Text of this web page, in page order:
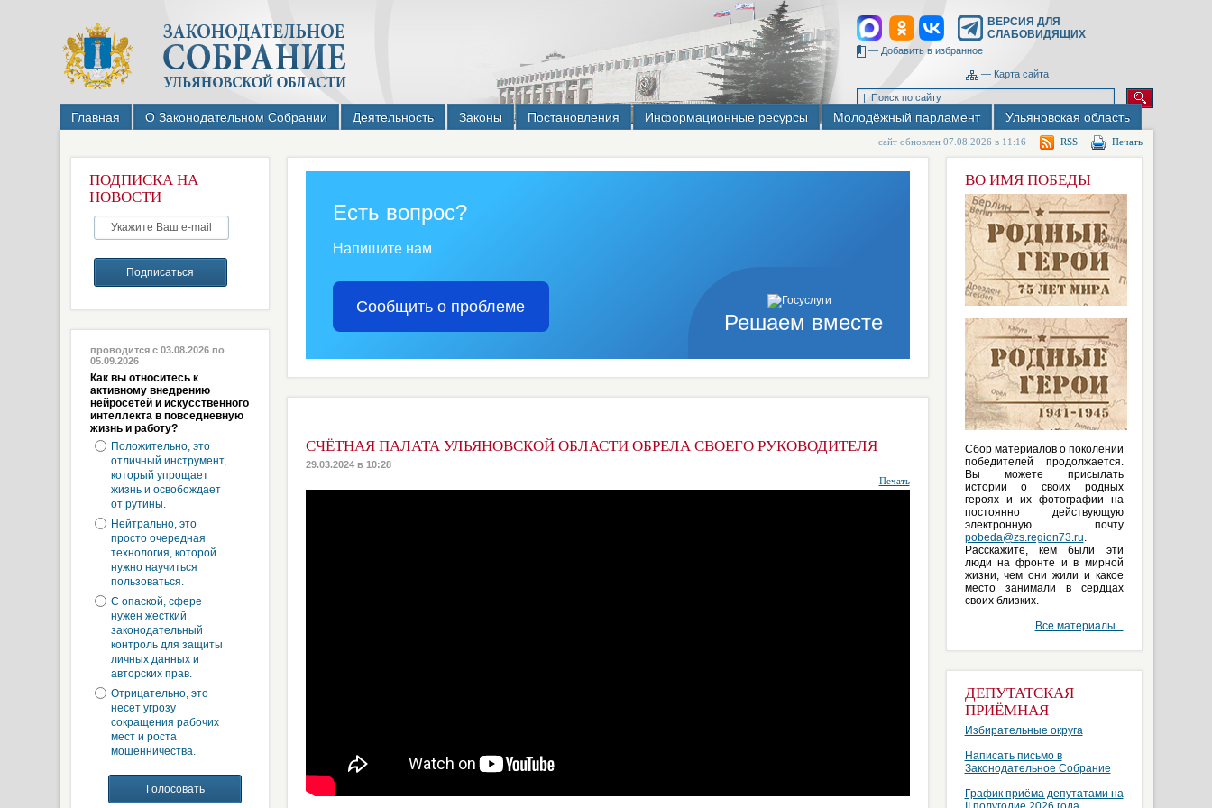
ВЕРСИЯ ДЛЯ
СЛАБОВИДЯЩИХ
— Добавить в избранное
— Карта сайта
Главная О Законодательном Собрании Деятельность Законы Постановления Информационные ресурсы Молодёжный парламент Ульяновская область
сайт обновлен 07.08.2026 в 11:16 RSS Печать
ПОДПИСКА НА
НОВОСТИ
проводится с 03.08.2026 по
05.09.2026
Как вы относитесь к
активному внедрению
нейросетей и искусственного
интеллекта в повседневную
жизнь и работу?
Положительно, это
отличный инструмент,
который упрощает
жизнь и освобождает
от рутины.
Нейтрально, это
просто очередная
технология, которой
нужно научиться
пользоваться.
С опаской, сфере
нужен жесткий
законодательный
контроль для защиты
личных данных и
авторских прав.
Отрицательно, это
несет угрозу
сокращения рабочих
мест и роста
мошенничества.
Решаем вместе
Есть вопрос?
Напишите нам
Сообщить о проблеме
СЧЁТНАЯ ПАЛАТА УЛЬЯНОВСКОЙ ОБЛАСТИ ОБРЕЛА СВОЕГО РУКОВОДИТЕЛЯ
29.03.2024 в 10:28
Печать
ВО ИМЯ ПОБЕДЫ
Сбор материалов о поколении
победителей продолжается.
Вы можете присылать
истории о своих родных
героях и их фотографии на
постоянно действующую
электронную почту
pobeda@zs.region73.ru.
Расскажите, кем были эти
люди на фронте и в мирной
жизни, чем они жили и какое
место занимали в сердцах
своих близких.
Все материалы...
ДЕПУТАТСКАЯ
ПРИЁМНАЯ
Избирательные округа
Написать письмо в
Законодательное Собрание
График приёма депутатами на